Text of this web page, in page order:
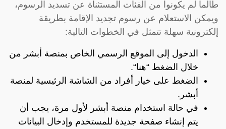
طالما لم يكونوا من الفئات المستثناة عن تسديد الرسوم،
ويمكن الاستعلام عن رسوم تجديد الإقامة بطريقة
إلكترونية سهلة تتمثل في الخطوات التالية:
الدخول إلى الموقع الرسمي الخاص بمنصة أبشر من
خلال الضغط “هنا“.
الضغط على خيار أفراد من الشاشة الرئيسية لمنصة
أبشر.
في حالة استخدام منصة أبشر لأول مرة، يجب أن
يتم إنشاء صفحة جديدة للمستخدم وإدخال البيانات